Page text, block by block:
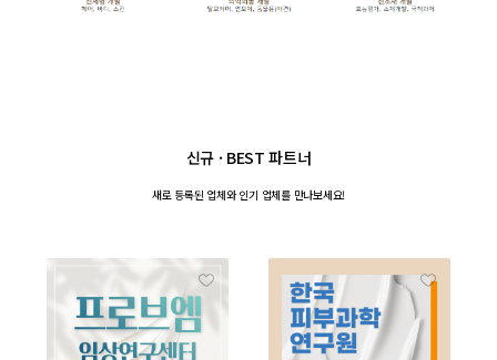
신규 · BEST 파트너
새로 등록된 업체와인기 업체를 만나보세요!